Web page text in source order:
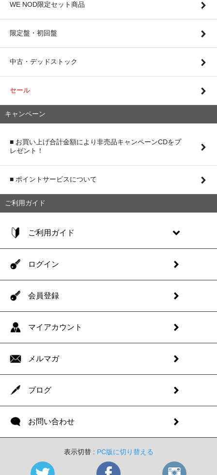
WE NOD限定セット商品
限定盤・初回盤
中古・デッドストック
セール
キャンペーン
■ お買い上げ合計金額により非売品キャンペーンCDをプ
レゼント！
■ ポイントサービスについて
ご利用ガイド
ご利用ガイド
ログイン
会員登録
マイアカウント
メルマガ
ブログ
お問い合わせ
表示切替 : PC版に切り替える